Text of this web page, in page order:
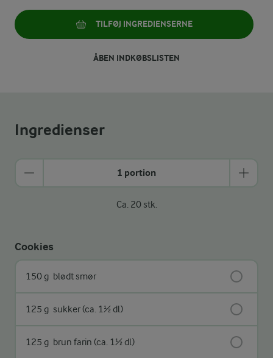
TILFØJ INGREDIENSERNE
ÅBEN INDKØBSLISTEN
Ingredienser
1 portion
Ca. 20 stk.
Cookies
150 g blødt smør
125 g sukker (ca. 1½ dl)
125 g brun farin (ca. 1½ dl)